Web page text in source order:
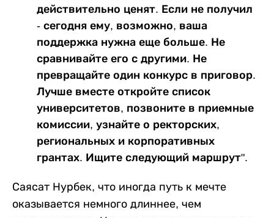
действительно ценят. Если не получил
- сегодня ему, возможно, ваша
поддержка нужна еще больше. Не
сравнивайте его с другими. Не
превращайте один конкурс в приговор.
Лучше вместе откройте список
университетов, позвоните в приемные
комиссии, узнайте о ректорских,
региональных и корпоративных
грантах. Ищите следующий маршрут".
Саясат Нурбек, что иногда путь к мечте
оказывается немного длиннее, чем